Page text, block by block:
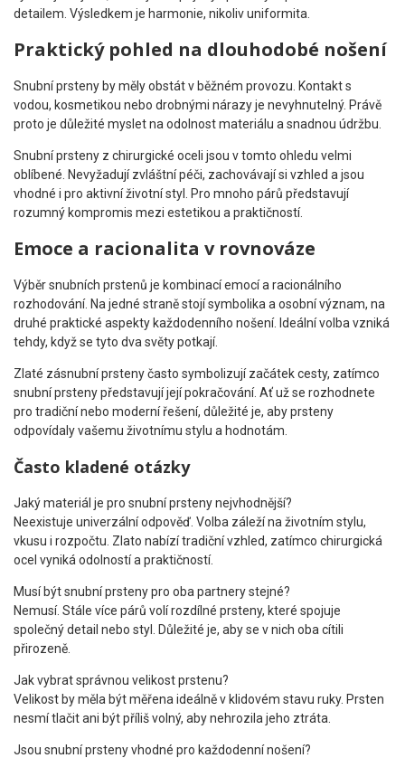
detailem. Výsledkem je harmonie, nikoliv uniformita.
Praktický pohled na dlouhodobé nošení
Snubní prsteny by měly obstát v běžném provozu. Kontakt s
vodou, kosmetikou nebo drobnými nárazy je nevyhnutelný. Právě
proto je důležité myslet na odolnost materiálu a snadnou údržbu.
Snubní prsteny z chirurgické oceli jsou v tomto ohledu velmi
oblíbené. Nevyžadují zvláštní péči, zachovávají si vzhled a jsou
vhodné i pro aktivní životní styl. Pro mnoho párů představují
rozumný kompromis mezi estetikou a praktičností.
Emoce a racionalita v rovnováze
Výběr snubních prstenů je kombinací emocí a racionálního
rozhodování. Na jedné straně stojí symbolika a osobní význam, na
druhé praktické aspekty každodenního nošení. Ideální volba vzniká
tehdy, když se tyto dva světy potkají.
Zlaté zásnubní prsteny často symbolizují začátek cesty, zatímco
snubní prsteny představují její pokračování. Ať už se rozhodnete
pro tradiční nebo moderní řešení, důležité je, aby prsteny
odpovídaly vašemu životnímu stylu a hodnotám.
Často kladené otázky
Jaký materiál je pro snubní prsteny nejvhodnější?
Neexistuje univerzální odpověď. Volba záleží na životním stylu,
vkusu i rozpočtu. Zlato nabízí tradiční vzhled, zatímco chirurgická
ocel vyniká odolností a praktičností.
Musí být snubní prsteny pro oba partnery stejné?
Nemusí. Stále více párů volí rozdílné prsteny, které spojuje
společný detail nebo styl. Důležité je, aby se v nich oba cítili
přirozeně.
Jak vybrat správnou velikost prstenu?
Velikost by měla být měřena ideálně v klidovém stavu ruky. Prsten
nesmí tlačit ani být příliš volný, aby nehrozila jeho ztráta.
Jsou snubní prsteny vhodné pro každodenní nošení?